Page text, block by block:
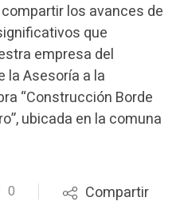
los avances de
que
empresa del
la Asesoría a la
“Construcción Borde
ubicada en la comuna
0 Compartir